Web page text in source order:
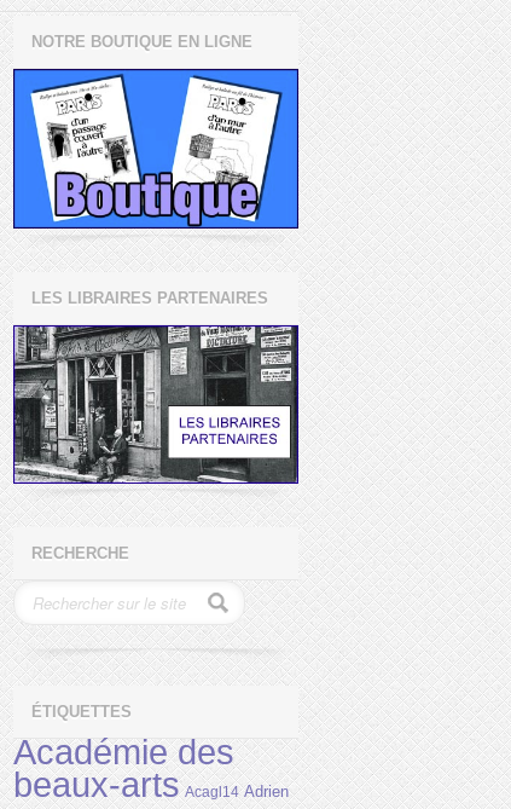
NOTRE BOUTIQUE EN LIGNE
LES LIBRAIRES PARTENAIRES
RECHERCHE
ÉTIQUETTES
Académie des
beaux-arts Acagl14 Adrien